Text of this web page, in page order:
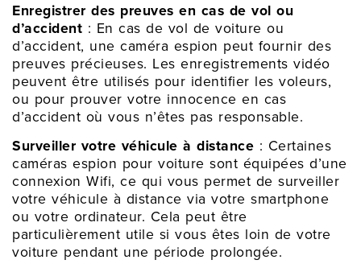
Enregistrer des preuves en cas de vol ou
d’accident : En cas de vol de voiture ou
d’accident, une caméra espion peut fournir des
preuves précieuses. Les enregistrements vidéo
peuvent être utilisés pour identifier les voleurs,
ou pour prouver votre innocence en cas
d’accident où vous n’êtes pas responsable.
Surveiller votre véhicule à distance : Certaines
caméras espion pour voiture sont équipées d’une
connexion Wifi, ce qui vous permet de surveiller
votre véhicule à distance via votre smartphone
ou votre ordinateur. Cela peut être
particulièrement utile si vous êtes loin de votre
voiture pendant une période prolongée.